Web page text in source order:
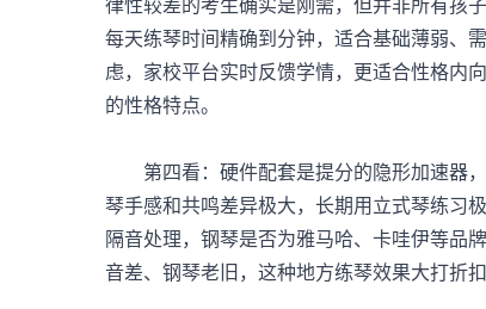
每天练琴时间精确到分钟，适合基础薄弱、
虑，家校平台实时反馈学情，更适合性格内
的性格特点。
第四看：硬件配套是提分的隐形加速器，
琴手感和共鸣差异极大，长期用立式琴练习
隔音处理，钢琴是否为雅马哈、卡哇伊等品
音差、钢琴老旧，这种地方练琴效果大打折